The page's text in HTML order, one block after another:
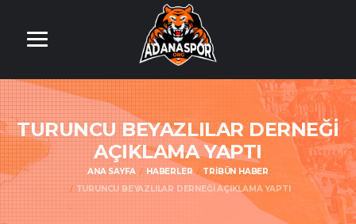
TURUNCU BEYAZLILAR DERNEĞİ
AÇIKLAMA YAPTI
ANA SAYFA HABERLER
TRIBÜN HABER
TURUNCU BEYAZLILAR DERNEĞİ AÇIKLAMA YAPTI